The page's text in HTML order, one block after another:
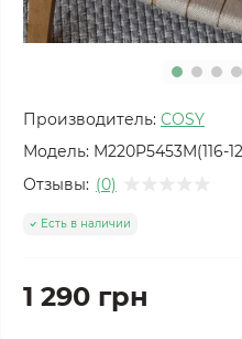
Производитель: COSY
Модель: M220P5453M(116-
Отзывы: (0)
Есть в наличии
1 290 грн